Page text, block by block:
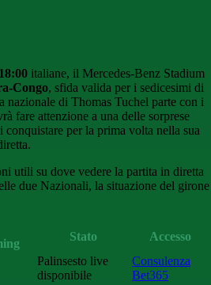
18:00 italiane, il Mercedes-Benz Stadium
Congo, sfida valida per i sedicesimi di
nazionale di Thomas Tuchel parte con i
fare attenzione a una delle sorprese
conquistare per la prima volta nella sua
utili su dove vedere la partita in diretta
due Nazionali, la situazione del girone
Stato Accesso
Palinsesto live
disponibile
Consulenza
Bet365